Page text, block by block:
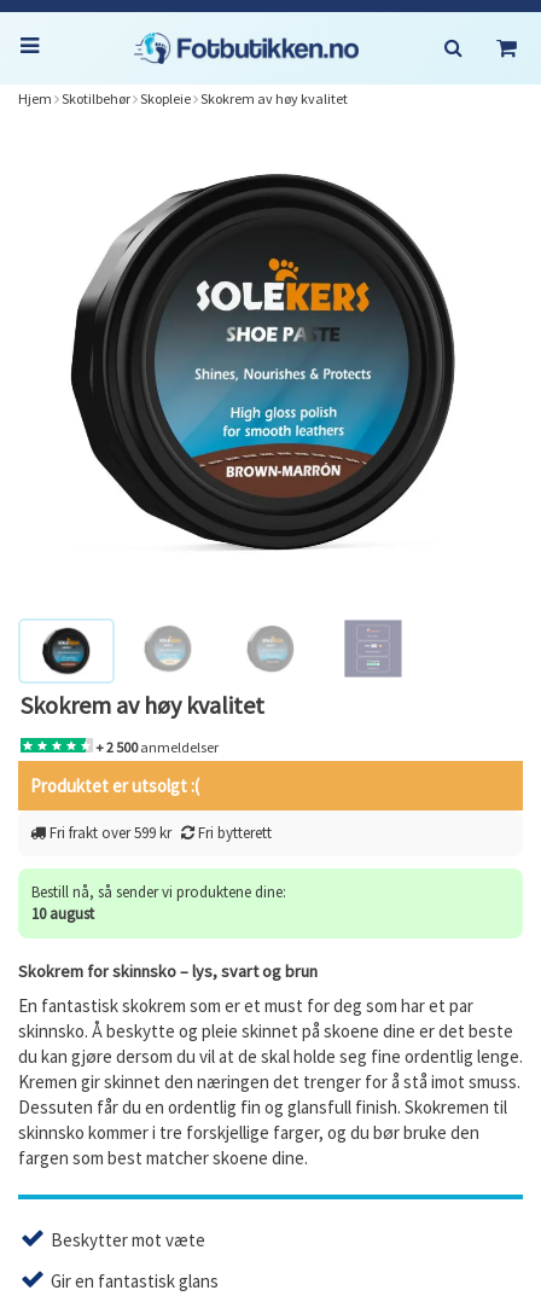
Hjem Skotilbehør Skopleie Skokrem av høy kvalitet
Skokrem av høy kvalitet
+ 2 500anmeldelser
Produktet er utsolgt :(
Fri frakt over 599 kr Fri bytterett
Bestill nå, så sender vi produktene dine:
10 august
Skokrem for skinnsko – lys, svart og brun
En fantastisk skokrem som er et must for deg som har et par
skinnsko. Å beskytte og pleie skinnet på skoene dine er det beste
du kan gjøre dersom du vil at de skal holde seg fine ordentlig lenge.
Kremen gir skinnet den næringen det trenger for å stå imot smuss.
Dessuten får du en ordentlig fin og glansfull finish. Skokremen til
skinnsko kommer i tre forskjellige farger, og du bør bruke den
fargen som best matcher skoene dine.
Beskytter mot væte
Gir en fantastisk glans